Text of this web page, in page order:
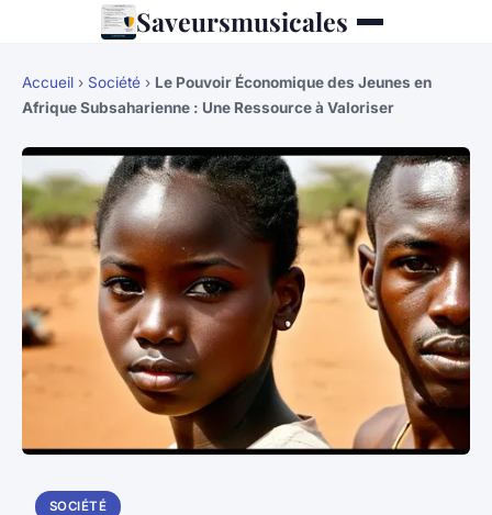
Saveursmusicales
Accueil › Société › Le Pouvoir Économique des Jeunes en
Afrique Subsaharienne : Une Ressource à Valoriser
SOCIÉTÉ